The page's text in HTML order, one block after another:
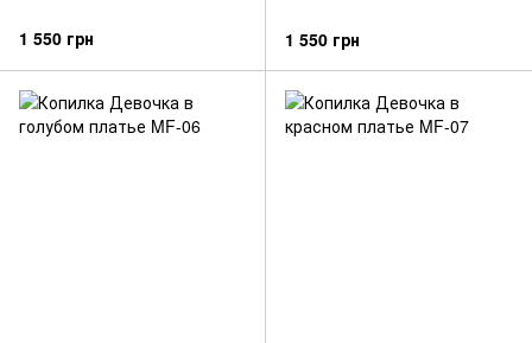
1 550 грн 1 550 грн